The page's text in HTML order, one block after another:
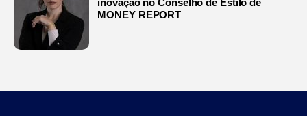
inovação no Conselho de Estilo de
MONEY REPORT